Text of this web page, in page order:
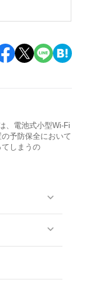
、電池式小型Wi-Fi
予防保全において
しまうの